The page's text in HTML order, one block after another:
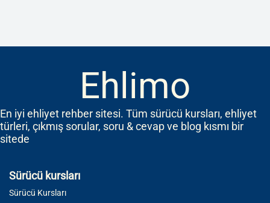
Ehlimo
En iyi ehliyet rehber sitesi. Tüm sürücü kursları, ehliyet
türleri, çıkmış sorular, soru & cevap ve blog kısmı bir
sitede
Sürücü kursları
Sürücü Kursları